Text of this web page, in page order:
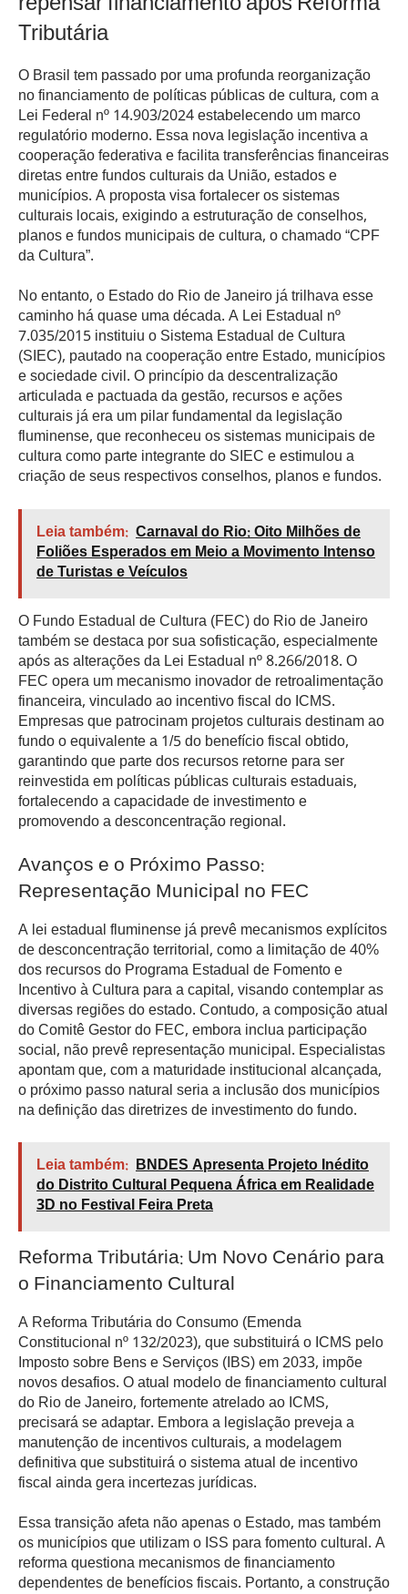
Tributária
O Brasil tem passado por uma profunda reorganização
no financiamento de políticas públicas de cultura, com a
Lei Federal nº 14.903/2024 estabelecendo um marco
regulatório moderno. Essa nova legislação incentiva a
cooperação federativa e facilita transferências financeiras
diretas entre fundos culturais da União, estados e
municípios. A proposta visa fortalecer os sistemas
culturais locais, exigindo a estruturação de conselhos,
planos e fundos municipais de cultura, o chamado “CPF
da Cultura”.
No entanto, o Estado do Rio de Janeiro já trilhava esse
caminho há quase uma década. A Lei Estadual nº
7.035/2015 instituiu o Sistema Estadual de Cultura
(SIEC), pautado na cooperação entre Estado, municípios
e sociedade civil. O princípio da descentralização
articulada e pactuada da gestão, recursos e ações
culturais já era um pilar fundamental da legislação
fluminense, que reconheceu os sistemas municipais de
cultura como parte integrante do SIEC e estimulou a
criação de seus respectivos conselhos, planos e fundos.
Leia também: Carnaval do Rio: Oito Milhões de
Foliões Esperados em Meio a Movimento Intenso
de Turistas e Veículos
O Fundo Estadual de Cultura (FEC) do Rio de Janeiro
também se destaca por sua sofisticação, especialmente
após as alterações da Lei Estadual nº 8.266/2018. O
FEC opera um mecanismo inovador de retroalimentação
financeira, vinculado ao incentivo fiscal do ICMS.
Empresas que patrocinam projetos culturais destinam ao
fundo o equivalente a 1/5 do benefício fiscal obtido,
garantindo que parte dos recursos retorne para ser
reinvestida em políticas públicas culturais estaduais,
fortalecendo a capacidade de investimento e
promovendo a desconcentração regional.
Avanços e o Próximo Passo:
Representação Municipal no FEC
A lei estadual fluminense já prevê mecanismos explícitos
de desconcentração territorial, como a limitação de 40%
dos recursos do Programa Estadual de Fomento e
Incentivo à Cultura para a capital, visando contemplar as
diversas regiões do estado. Contudo, a composição atual
do Comitê Gestor do FEC, embora inclua participação
social, não prevê representação municipal. Especialistas
apontam que, com a maturidade institucional alcançada,
o próximo passo natural seria a inclusão dos municípios
na definição das diretrizes de investimento do fundo.
Leia também: BNDES Apresenta Projeto Inédito
do Distrito Cultural Pequena África em Realidade
3D no Festival Feira Preta
Reforma Tributária: Um Novo Cenário para
o Financiamento Cultural
A Reforma Tributária do Consumo (Emenda
Constitucional nº 132/2023), que substituirá o ICMS pelo
Imposto sobre Bens e Serviços (IBS) em 2033, impõe
novos desafios. O atual modelo de financiamento cultural
do Rio de Janeiro, fortemente atrelado ao ICMS,
precisará se adaptar. Embora a legislação preveja a
manutenção de incentivos culturais, a modelagem
definitiva que substituirá o sistema atual de incentivo
fiscal ainda gera incertezas jurídicas.
Essa transição afeta não apenas o Estado, mas também
os municípios que utilizam o ISS para fomento cultural. A
reforma questiona mecanismos de financiamento
dependentes de benefícios fiscais. Portanto, a construção